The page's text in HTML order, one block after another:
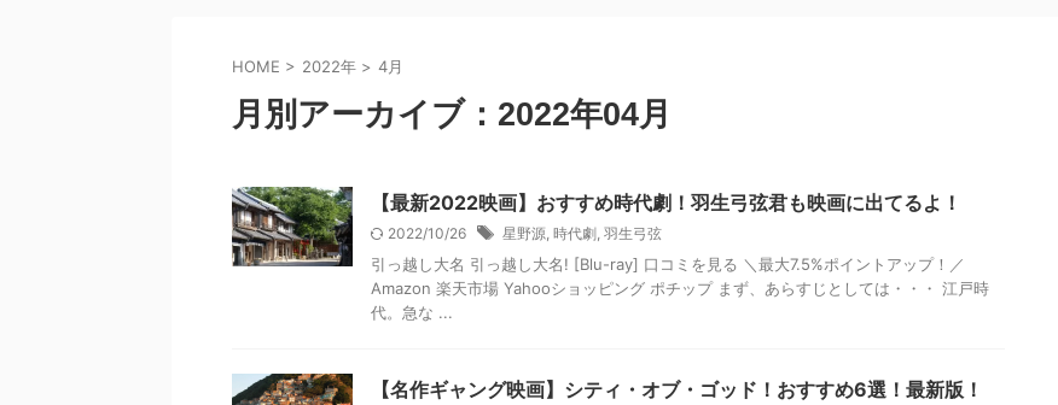
HOME > 2022年 > 4月
月別アーカイブ：2022年04月
【最新2022映画】おすすめ時代劇！羽生弓弦君も映画に出てるよ！
2022/10/26 星野源, 時代劇, 羽生弓弦
引っ越し大名 引っ越し大名! [Blu-ray] 口コミを見る ＼最大7.5%ポイントアップ！／
Amazon 楽天市場 Yahooショッピング ポチップ まず、あらすじとしては・・・ 江戸時
代。急な ...
【名作ギャング映画】シティ・オブ・ゴッド！おすすめ6選！最新版！